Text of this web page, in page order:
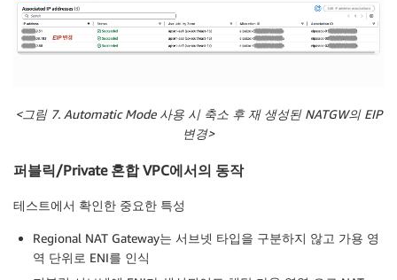
<그림 7. Automatic Mode 사용 시 축소 후재 생성된 NATGW의 EIP
변경>
퍼블릭/Private 혼합 VPC에서의 동작
테스트에서 확인한 중요한 특성
Regional NAT Gateway는 서브넷 타입을 구분하지 않고 가용 영
역 단위로 ENI를 인식